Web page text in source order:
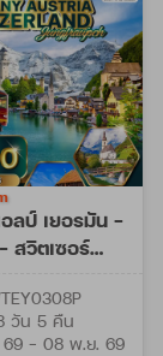
ลป์ เยอรมัน -
สวิตเซอร์
วัน 5 คืน
69 - 08 พ.ย. 69